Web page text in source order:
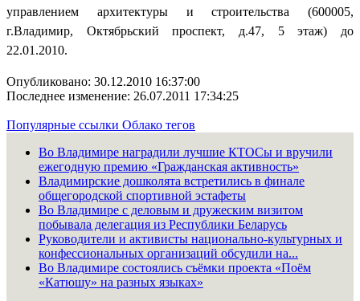
управлением архитектуры и строительства (600005,
г.Владимир, Октябрьский проспект, д.47, 5 этаж) до
22.01.2010.
Опубликовано: 30.12.2010 16:37:00
Последнее изменение: 26.07.2011 17:34:25
Популярные ссылки Облако тегов
Во Владимире наградили лучшие КТОСы и вручили
ежегодную премию «Гражданская активность»
Владимирские дошколята встретились в финале
общегородской спортивной эстафеты
Во Владимире с деловым и дружеским визитом
побывала делегация из Республики Беларусь
Руководители и активисты национально-культурных и
конфессиональных организаций обсудили на...
Во Владимире состоялись съёмки проекта «Поём
«Катюшу» на разных языках»